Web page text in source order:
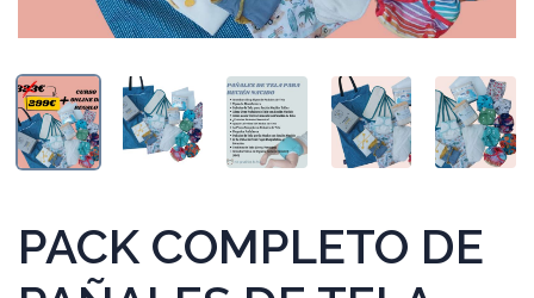
PACK COMPLETO DE